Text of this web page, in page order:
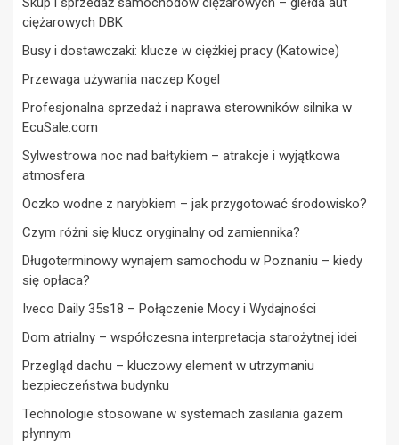
ciężarowych DBK
Busy i dostawczaki: klucze w ciężkiej pracy (Katowice)
Przewaga używania naczep Kogel
Profesjonalna sprzedaż i naprawa sterowników silnika w
EcuSale.com
Sylwestrowa noc nad bałtykiem – atrakcje i wyjątkowa
atmosfera
Oczko wodne z narybkiem – jak przygotować środowisko?
Czym różni się klucz oryginalny od zamiennika?
Długoterminowy wynajem samochodu w Poznaniu – kiedy
się opłaca?
Iveco Daily 35s18 – Połączenie Mocy i Wydajności
Dom atrialny – współczesna interpretacja starożytnej idei
Przegląd dachu – kluczowy element w utrzymaniu
bezpieczeństwa budynku
Technologie stosowane w systemach zasilania gazem
płynnym